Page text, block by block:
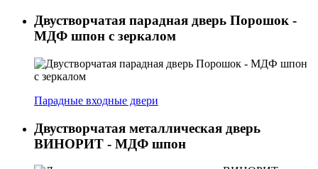
Двустворчатая парадная дверь Порошок -
МДФ шпон с зеркалом
Парадные входные двери
Двустворчатая металлическая дверь
ВИНОРИТ - МДФ шпон